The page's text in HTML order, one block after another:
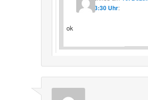
23:30 Uhr:
ok